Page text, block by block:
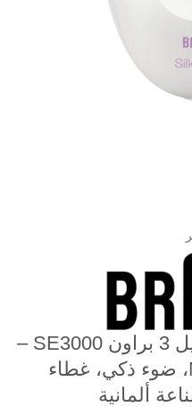
ماكينة ازالة شعر سيلكابيل 3 براون SE3000 –
عدد 20 ملقط MicroGrip، ضوء ذكي، غطاء
ألمانية